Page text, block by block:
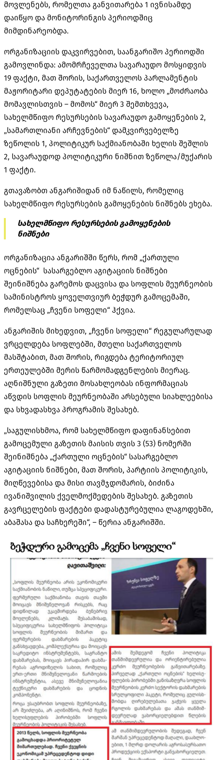
მოვლენებს, რომელთა განვითარება 1 ივნისამდე
დაიწყო და მონიტორინგის პერიოდშიც
მიმდინარეობდა.
ორგანიზაციის დაკვირვებით, საანგარიშო პერიოდში
გამოვლინდა: ამომრჩეველთა სავარაუდო მოსყიდვის
19 ფაქტი, მათ შორის, საქართველოს პარლამენტის
მაჟორიტარი დეპუტატების მიერ 16, ხოლო „მოძრაობა
მომავლისთვის – მომოს“ მიერ 3 შემთხვევა,
სახელმწიფო რესურსების სავარაუდო გამოყენების 2,
„სამართლიანი არჩევნების“ დამკვირვებელზე
ზეწოლის 1, პოლიტიკურ საქმიანობაში ხელის შეშლის
2, სავარაუდოდ პოლიტიკური ნიშნით ზეწოლა/მუქარის
1 ფაქტი.
გთავაზობთ ანგარიშიდან იმ ნაწილს, რომელიც
სახელმწიფო რესურსების გამოყენების ნიშნებს ეხება.
სახელმწიფო რესურსების გამოყენების
ნიშნები
ორგანიზაცია ანგარიშში წერს, რომ „ქართული
ოცნების“ სასარგებლო აგიტაციის ნიშნები
შეინიშნება გარემოს დაცვისა და სოფლის მეურნეობის
სამინისტროს ყოველთვიურ ბეჭდურ გამოცემაში,
რომელსაც „ჩვენი სოფელი“ ჰქვია.
ანგარიშის მიხედვით, „ჩვენი სოფელი“ რეგულარულად
ვრცელდება სოფლებში, მთელი საქართველოს
მასშტაბით, მათ შორის, რიგდება ტერიტორიულ
ერთეულებში მერის წარმომადგენლების მიერაც.
აღნიშნული გაზეთი მოსახლეობას ინფორმაციას
აწვდის სოფლის მეურნეობაში არსებული სიახლეებისა
და სხვადასხვა პროგრამის შესახებ.
„საგულისხმოა, რომ სახელმწიფო დაფინანსებით
გამოცემული გაზეთის მაისის თვის 3 (53) ნომერში
შეინიშნება „ქართული ოცნების“ სასარგებლო
აგიტაციის ნიშნები, მათ შორის, პარტიის პოლიტიკის,
მიღწევებისა და მისი თავმჯდომარის, ბიძინა
ივანიშვილის ქველმოქმედების შესახებ. გაზეთის
გავრცელების ფაქტები დადასტურებულია ლაგოდეხში,
აბაშასა და საჩხერეში“, – წერია ანგარიშში.